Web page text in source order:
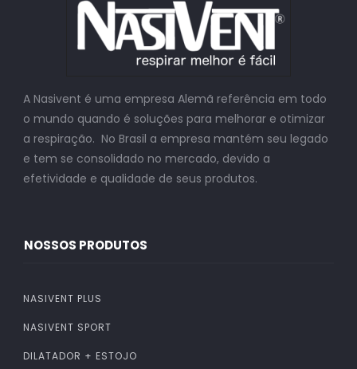
A Nasivent é uma empresa Alemã referência em todo
o mundo quando é soluções para melhorar e otimizar
a respiração. No Brasil a empresa mantém seu legado
e tem se consolidado no mercado, devido a
efetividade e qualidade de seus produtos.
NOSSOS PRODUTOS
NASIVENT PLUS
NASIVENT SPORT
DILATADOR + ESTOJO